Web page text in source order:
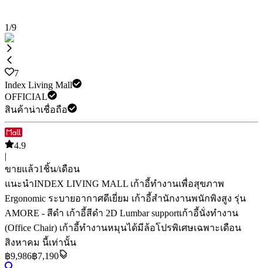
1/9
7
Index Living Mall
OFFICIAL
สินค้าน่าเชื่อถือ
4.9
|
ขายแล้ว1 ชิ้น/เดือน
แนะนำINDEX LIVING MALL เก้าอี้ทำงานเพื่อสุขภาพ
Ergonomic ระบายอากาศดีเยี่ยม เก้าอี้สำนักงานพนักพิงสูง รุ่น
AMORE - สีดำ เก้าอี้สีดำ 2D Lumbar supportเก้าอี้นั่งทำงาน
(Office Chair) เก้าอี้ทำงานหมุนได้มีล้อโปรพิเศษเฉพาะเดือน
สิงหาคม นี้เท่านั้น
฿9,986฿7,190